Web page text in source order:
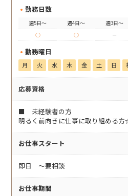
勤務日数
週5日～ 週4日～ 週3日～
○
○ －
勤務曜日
月 火 水 木 金 土 日
応募資格
■ 未経験者の方
明るく前向きに仕事に取り組める
お仕事スタート
即日 〜要相談
お仕事期間